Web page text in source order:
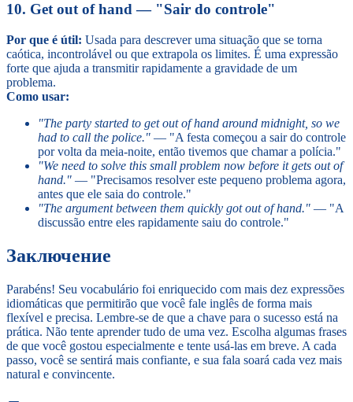
10. Get out of hand — "Sair do controle"
Por que é útil: Usada para descrever uma situação que se torna
caótica, incontrolável ou que extrapola os limites. É uma expressão
forte que ajuda a transmitir rapidamente a gravidade de um
problema.
Como usar:
"The party started to get out of hand around midnight, so we
had to call the police." — "A festa começou a sair do controle
por volta da meia-noite, então tivemos que chamar a polícia."
"We need to solve this small problem now before it gets out of
hand." — "Precisamos resolver este pequeno problema agora,
antes que ele saia do controle."
"The argument between them quickly got out of hand." — "A
discussão entre eles rapidamente saiu do controle."
Заключение
Parabéns! Seu vocabulário foi enriquecido com mais dez expressões
idiomáticas que permitirão que você fale inglês de forma mais
flexível e precisa. Lembre-se de que a chave para o sucesso está na
prática. Não tente aprender tudo de uma vez. Escolha algumas frases
de que você gostou especialmente e tente usá-las em breve. A cada
passo, você se sentirá mais confiante, e sua fala soará cada vez mais
natural e convincente.